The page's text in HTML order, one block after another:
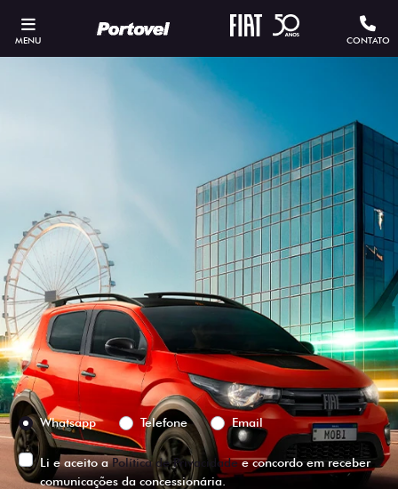
MENU CONTATO
ESTOU INTERESSADO
Versão escolhida
Preferência de contato:
Whatsapp
Telefone Email
Li e aceito aPolítica de Privacidadee concordo em receber
comunicações da concessionária.